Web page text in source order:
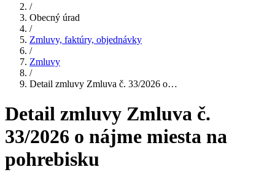
/
Obecný úrad
/
Zmluvy, faktúry, objednávky
/
Zmluvy
/
Detail zmluvy Zmluva č. 33/2026 o…
Detail zmluvy Zmluva č.
33/2026 o nájme miesta na
pohrebisku